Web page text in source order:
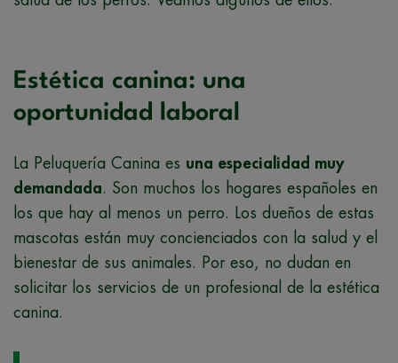
Estética canina: una
oportunidad laboral
La Peluquería Canina es una especialidad muy
demandada. Son muchos los hogares españoles en
los que hay al menos un perro. Los dueños de estas
mascotas están muy concienciados con la salud y el
bienestar de sus animales. Por eso, no dudan en
solicitar los servicios de un profesional de la estética
canina.